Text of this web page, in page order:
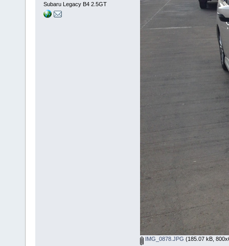
Subaru Legacy B4 2.5GT
IMG_0878.JPG (185.07 kB,